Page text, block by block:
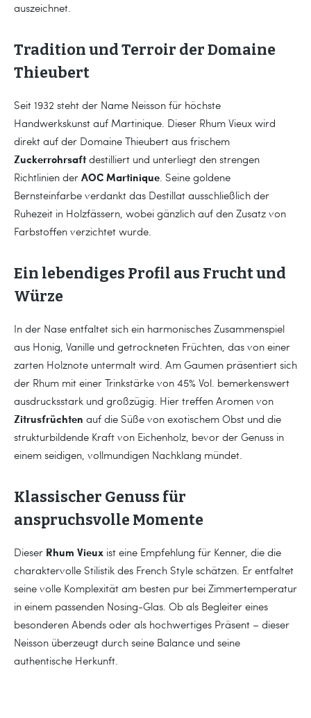
auszeichnet.
Tradition und Terroir der Domaine
Thieubert
Seit 1932 steht der Name Neisson für höchste
Handwerkskunst auf Martinique. Dieser Rhum Vieux wird
direkt auf der Domaine Thieubert aus frischem
Zuckerrohrsaftdestilliert und unterliegt den strengen
Richtlinien der AOC Martinique. Seine goldene
Bernsteinfarbe verdankt das Destillat ausschließlich der
Ruhezeit in Holzfässern, wobei gänzlich auf den Zusatz von
Farbstoffen verzichtet wurde.
Ein lebendiges Profil aus Frucht und
Würze
In der Nase entfaltet sich ein harmonisches Zusammenspiel
aus Honig, Vanille und getrockneten Früchten, das von einer
zarten Holznote untermalt wird. Am Gaumen präsentiert sich
der Rhum mit einer Trinkstärke von 45% Vol. bemerkenswert
ausdrucksstark und großzügig. Hier treffen Aromen von
Zitrusfrüchten auf die Süße von exotischem Obst und die
strukturbildende Kraft von Eichenholz, bevor der Genuss in
einem seidigen, vollmundigen Nachklang mündet.
Klassischer Genuss für
anspruchsvolle Momente
Dieser Rhum Vieux ist eine Empfehlung für Kenner, die die
charaktervolle Stilistik des French Style schätzen. Er entfaltet
seine volle Komplexität am besten pur bei Zimmertemperatur
in einem passenden Nosing-Glas. Ob als Begleiter eines
besonderen Abends oder als hochwertiges Präsent – dieser
Neisson überzeugt durch seine Balance und seine
authentische Herkunft.